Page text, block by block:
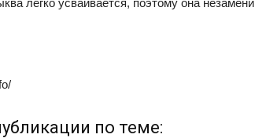
легко усваивается, поэтому она
по теме: